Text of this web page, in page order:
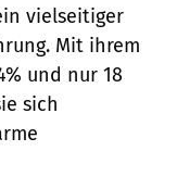
vielseitiger
Mit ihrem
und nur 18
sich